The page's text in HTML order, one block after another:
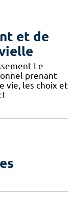
et de
Le
prenant
vie, les choix et